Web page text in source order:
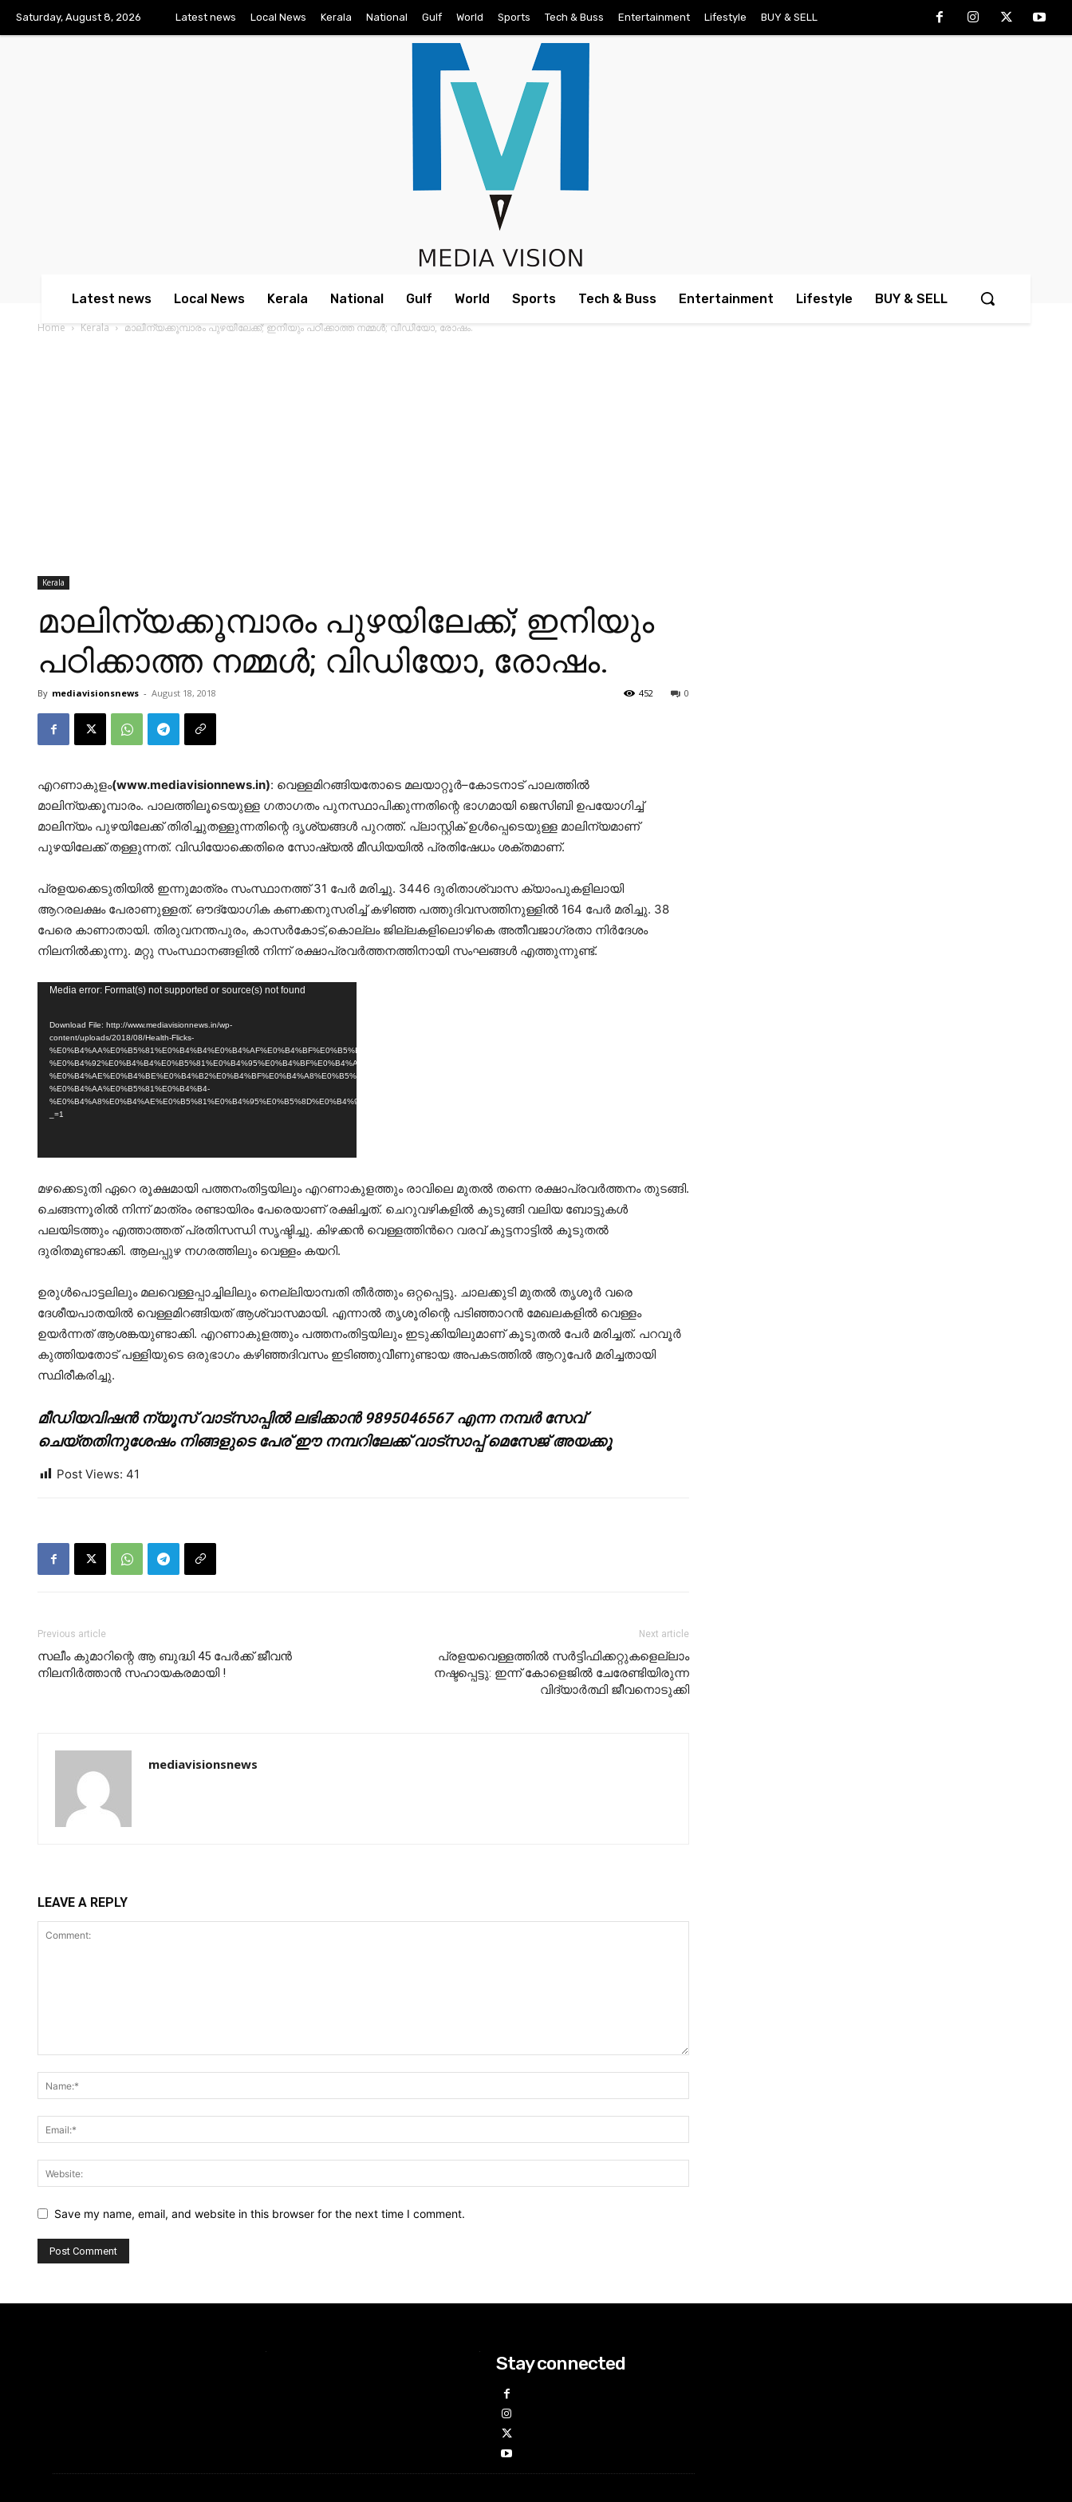
Saturday, August 8, 2026 Latest news Local News Kerala National Gulf World Sports Tech & Buss Entertainment Lifestyle BUY & SELL
Latest news Local News Kerala National Gulf World Sports Tech & Buss Entertainment Lifestyle BUY & SELL
Home Kerala മാലിന്യക്കൂമ്പാരം പുഴയിലേക്ക്; ഇനിയും പഠിക്കാത്ത നമ്മള്‍; വിഡിയോ, രോഷം.
Kerala
മാലിന്യക്കൂമ്പാരം പുഴയിലേക്ക്; ഇനിയും
പഠിക്കാത്ത നമ്മള്‍; വിഡിയോ, രോഷം.
By mediavisionsnews - August 18, 2018 0
452
എറണാകുളം(www.mediavisionnews.in): വെള്ളമിറങ്ങിയതോടെ മലയാറ്റൂർ–കോടനാട് പാലത്തിൽ
മാലിന്യക്കൂമ്പാരം. പാലത്തിലൂടെയുള്ള ഗതാഗതം പുനസ്ഥാപിക്കുന്നതിന്റെ ഭാഗമായി ജെസിബി ഉപയോഗിച്ച്
മാലിന്യം പുഴയിലേക്ക് തിരിച്ചുതള്ളുന്നതിന്റെ ദൃശ്യങ്ങൾ പുറത്ത്. പ്ലാസ്റ്റിക് ഉൾപ്പെടെയുള്ള മാലിന്യമാണ്
പുഴയിലേക്ക് തള്ളുന്നത്. വിഡിയോക്കെതിരെ സോഷ്യൽ മീഡിയയിൽ പ്രതിഷേധം ശക്തമാണ്.
പ്രളയക്കെടുതിയില്‍ ഇന്നുമാത്രം സംസ്ഥാനത്ത് 31 പേര്‍ മരിച്ചു. 3446 ദുരിതാശ്വാസ ക്യാംപുകളിലായി
ആറരലക്ഷം പേരാണുള്ളത്. ഔദ്യോഗിക കണക്കനുസരിച്ച് കഴിഞ്ഞ പത്തുദിവസത്തിനുള്ളില്‍ 164 പേര്‍ മരിച്ചു. 38
പേരെ കാണാതായി. തിരുവനന്തപുരം, കാസര്‍കോട്,കൊല്ലം ജില്ലകളിലൊഴികെ അതീവജാഗ്രതാ നിര്‍ദേശം
നിലനില്‍ക്കുന്നു. മറ്റു സംസ്ഥാനങ്ങളില്‍ നിന്ന് രക്ഷാപ്രവര്‍ത്തനത്തിനായി സംഘങ്ങള്‍ എത്തുന്നുണ്ട്.
Video
Media error: Format(s) not supported or source(s) not found
Download File: http://www.mediavisionnews.in/wp-
content/uploads/2018/08/Health-Flicks-
%E0%B4%AA%E0%B5%81%E0%B4%B4%E0%B4%AF%E0%B4%BF%E0%B5%BD-
%E0%B4%92%E0%B4%B4%E0%B5%81%E0%B4%95%E0%B4%BF%E0%B4%AF-
%E0%B4%AE%E0%B4%BE%E0%B4%B2%E0%B4%BF%E0%B4%A8%E0%B5%8D%E0%B4%AF%E0%B4%99%E0%B5%8D%E0%B4%99%E0%B5%BE-
%E0%B4%AA%E0%B5%81%E0%B4%B4-
%E0%B4%A8%E0%B4%AE%E0%B5%81%E0%B4%95%E0%B5%8D%E0%B4%95%E0%B5%8D....mp4?
_=1
മഴക്കെടുതി ഏറെ രൂക്ഷമായി പത്തനംതിട്ടയിലും എറണാകുളത്തും രാവിലെ മുതല്‍ തന്നെ രക്ഷാപ്രവര്‍ത്തനം തുടങ്ങി.
ചെങ്ങന്നൂരില്‍ നിന്ന് മാത്രം രണ്ടായിരം പേരെയാണ് രക്ഷിച്ചത്. ചെറുവഴികളില്‍ കുടുങ്ങി വലിയ ബോട്ടുകള്‍
പലയിടത്തും എത്താത്തത് പ്രതിസന്ധി സൃഷ്ടിച്ചു. കിഴക്കന്‍ വെള്ളത്തിന്‍റെ വരവ് കുട്ടനാട്ടില്‍ കൂടുതല്‍
ദുരിതമുണ്ടാക്കി. ആലപ്പുഴ നഗരത്തിലും വെള്ളം കയറി.
ഉരുള്‍പൊട്ടലിലും മലവെള്ളപ്പാച്ചിലിലും നെല്ലിയാമ്പതി തീര്‍ത്തും ഒറ്റപ്പെട്ടു. ചാലക്കുടി മുതല്‍ തൃശൂര്‍ വരെ
ദേശീയപാതയില്‍ വെള്ളമിറങ്ങിയത് ആശ്വാസമായി. എന്നാല്‍ തൃശൂരിന്റെ പടിഞ്ഞാറന്‍ മേഖലകളില്‍ വെള്ളം
ഉയര്‍ന്നത് ആശങ്കയുണ്ടാക്കി. എറണാകുളത്തും പത്തനംതിട്ടയിലും ഇടുക്കിയിലുമാണ് കൂടുതല്‍ പേര്‍ മരിച്ചത്. പറവൂര്‍
കുത്തിയതോട് പള്ളിയുടെ ഒരുഭാഗം കഴിഞ്ഞദിവസം ഇടിഞ്ഞുവീണുണ്ടായ അപകടത്തില്‍ ആറുപേര്‍ മരിച്ചതായി
സ്ഥിരീകരിച്ചു.
മീഡിയവിഷൻ ന്യൂസ് വാട്സാപ്പില്‍ ലഭിക്കാന്‍ 9895046567 എന്ന നമ്പര്‍ സേവ്
ചെയ്തതിനുശേഷം നിങ്ങളുടെ പേര് ഈ നമ്പറിലേക്ക് വാട്സാപ്പ് മെസേജ് അയക്കൂ
Post Views: 41
Previous article
സലീം കുമാറിന്റെ ആ ബുദ്ധി 45 പേര്‍ക്ക് ജീവന്‍
നിലനിര്‍ത്താന്‍ സഹായകരമായി !
Next article
പ്രളയവെള്ളത്തില്‍ സര്‍ട്ടിഫിക്കറ്റുകളെല്ലാം
നഷ്ടപ്പെട്ടു: ഇന്ന് കോളെജില്‍ ചേരേണ്ടിയിരുന്ന
വിദ്യാര്‍ത്ഥി ജീവനൊടുക്കി
mediavisionsnews
LEAVE A REPLY
Save my name, email, and website in this browser for the next time I comment.
Stay connected